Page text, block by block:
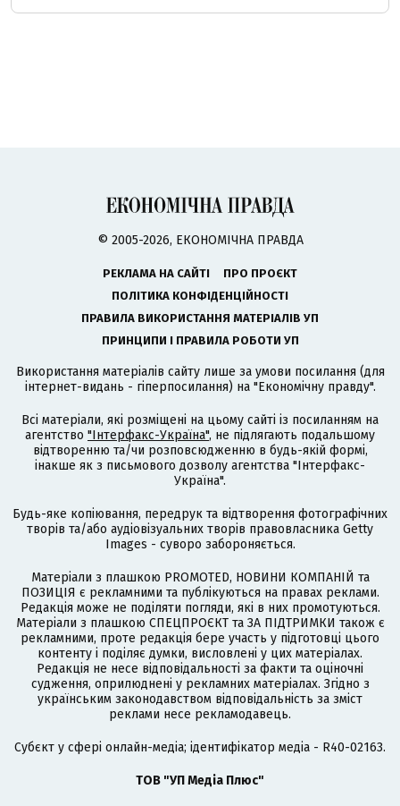
© 2005-2026, ЕКОНОМІЧНА ПРАВДА
РЕКЛАМА НА САЙТІ
ПРО ПРОЄКТ
ПОЛІТИКА КОНФІДЕНЦІЙНОСТІ
ПРАВИЛА ВИКОРИСТАННЯ МАТЕРІАЛІВ УП
ПРИНЦИПИ І ПРАВИЛА РОБОТИ УП
Використання матеріалів сайту лише за умови посилання (для
інтернет-видань - гіперпосилання) на "Економічну правду".
Всі матеріали, які розміщені на цьому сайті із посиланням на
агентство "Інтерфакс-Україна", не підлягають подальшому
відтворенню та/чи розповсюдженню в будь-якій формі,
інакше як з письмового дозволу агентства "Інтерфакс-
Україна".
Будь-яке копіювання, передрук та відтворення фотографічних
творів та/або аудіовізуальних творів правовласника Getty
Images - суворо забороняється.
Матеріали з плашкою PROMOTED, НОВИНИ КОМПАНІЙ та
ПОЗИЦІЯ є рекламними та публікуються на правах реклами.
Редакція може не поділяти погляди, які в них промотуються.
Матеріали з плашкою СПЕЦПРОЄКТ та ЗА ПІДТРИМКИ також є
рекламними, проте редакція бере участь у підготовці цього
контенту і поділяє думки, висловлені у цих матеріалах.
Редакція не несе відповідальності за факти та оціночні
судження, оприлюднені у рекламних матеріалах. Згідно з
українським законодавством відповідальність за зміст
реклами несе рекламодавець.
Cубєкт у сфері онлайн-медіа; ідентифікатор медіа - R40-02163.
ТОВ "УП Медіа Плюс"